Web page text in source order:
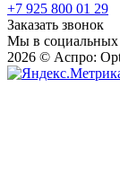
+7 925 800 01 29
Заказать звонок
Мы в социальных
2026 © Аспро: